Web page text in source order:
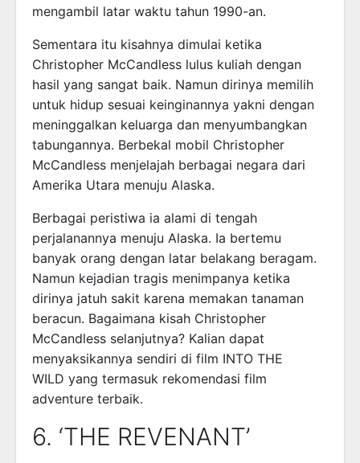
mengambil latar waktu tahun 1990-an.
Sementara itu kisahnya dimulai ketika
Christopher McCandless lulus kuliah dengan
hasil yang sangat baik. Namun dirinya memilih
untuk hidup sesuai keinginannya yakni dengan
meninggalkan keluarga dan menyumbangkan
tabungannya. Berbekal mobil Christopher
McCandless menjelajah berbagai negara dari
Amerika Utara menuju Alaska.
Berbagai peristiwa ia alami di tengah
perjalanannya menuju Alaska. Ia bertemu
banyak orang dengan latar belakang beragam.
Namun kejadian tragis menimpanya ketika
dirinya jatuh sakit karena memakan tanaman
beracun. Bagaimana kisah Christopher
McCandless selanjutnya? Kalian dapat
menyaksikannya sendiri di film INTO THE
WILD yang termasuk rekomendasi film
adventure terbaik.
6. ‘THE REVENANT’